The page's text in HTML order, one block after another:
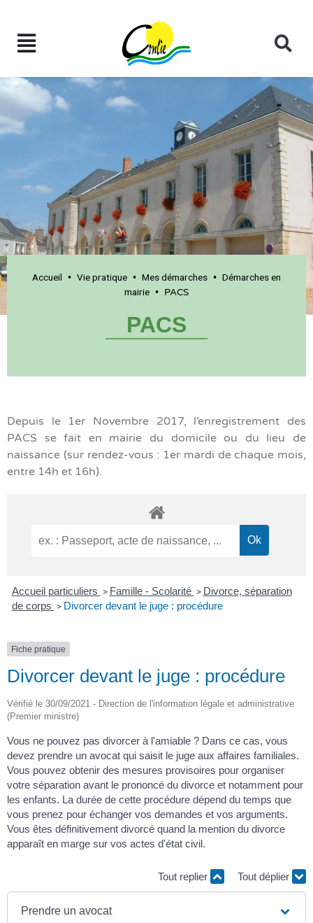
Accueil • Vie pratique • Mes démarches • Démarches en
mairie • PACS
PACS
Depuis le 1er Novembre 2017, l’enregistrement des
PACS se fait en mairie du domicile ou du lieu de
naissance (sur rendez-vous : 1er mardi de chaque mois,
entre 14h et 16h).
Accueil particuliers > Famille - Scolarité > Divorce, séparation
de corps > Divorcer devant le juge : procédure
Fiche pratique
Divorcer devant le juge : procédure
Vérifié le 30/09/2021 - Direction de l'information légale et administrative
(Premier ministre)
Vous ne pouvez pas divorcer à l'amiable ? Dans ce cas, vous
devez prendre un avocat qui saisit le juge aux affaires familiales.
Vous pouvez obtenir des mesures provisoires pour organiser
votre séparation avant le prononcé du divorce et notamment pour
les enfants. La durée de cette procédure dépend du temps que
vous prenez pour échanger vos demandes et vos arguments.
Vous êtes définitivement divorcé quand la mention du divorce
apparaît en marge sur vos actes d'état civil.
Tout replier Tout déplier
Prendre un avocat